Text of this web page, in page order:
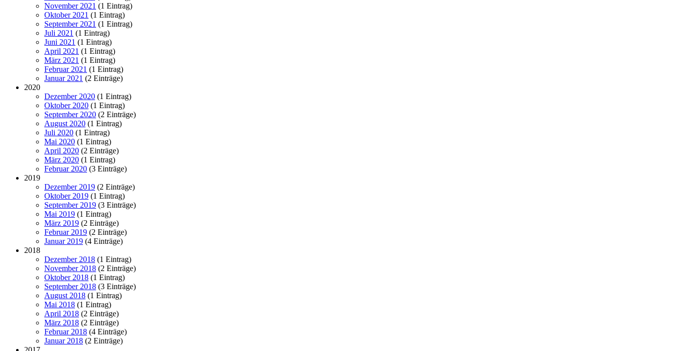
November 2021 (1 Eintrag)
Oktober 2021 (1 Eintrag)
September 2021 (1 Eintrag)
Juli 2021 (1 Eintrag)
Juni 2021 (1 Eintrag)
April 2021 (1 Eintrag)
März 2021 (1 Eintrag)
Februar 2021 (1 Eintrag)
Januar 2021 (2 Einträge)
2020
Dezember 2020 (1 Eintrag)
Oktober 2020 (1 Eintrag)
September 2020 (2 Einträge)
August 2020 (1 Eintrag)
Juli 2020 (1 Eintrag)
Mai 2020 (1 Eintrag)
April 2020 (2 Einträge)
März 2020 (1 Eintrag)
Februar 2020 (3 Einträge)
2019
Dezember 2019 (2 Einträge)
Oktober 2019 (1 Eintrag)
September 2019 (3 Einträge)
Mai 2019 (1 Eintrag)
März 2019 (2 Einträge)
Februar 2019 (2 Einträge)
Januar 2019 (4 Einträge)
2018
Dezember 2018 (1 Eintrag)
November 2018 (2 Einträge)
Oktober 2018 (1 Eintrag)
September 2018 (3 Einträge)
August 2018 (1 Eintrag)
Mai 2018 (1 Eintrag)
April 2018 (2 Einträge)
März 2018 (2 Einträge)
Februar 2018 (4 Einträge)
Januar 2018 (2 Einträge)